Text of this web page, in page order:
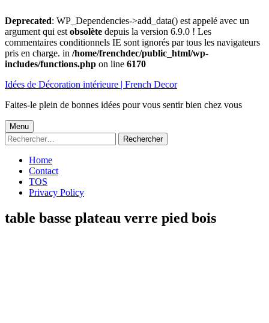
Deprecated: WP_Dependencies->add_data() est appelé avec un
argument qui est obsolète depuis la version 6.9.0 ! Les
commentaires conditionnels IE sont ignorés par tous les navigateurs
pris en charge. in /home/frenchdec/public_html/wp-
includes/functions.php on line 6170
au
Idées de Décoration intérieure | French Decor
Faites-le plein de bonnes idées pour vous sentir bien chez vous
Menu
principal
Menu
Rechercher :
Home
Contact
TOS
Privacy Policy
table basse plateau verre pied bois